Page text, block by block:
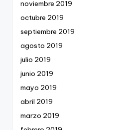
noviembre 2019
octubre 2019
septiembre 2019
agosto 2019
julio 2019
junio 2019
mayo 2019
abril 2019
marzo 2019